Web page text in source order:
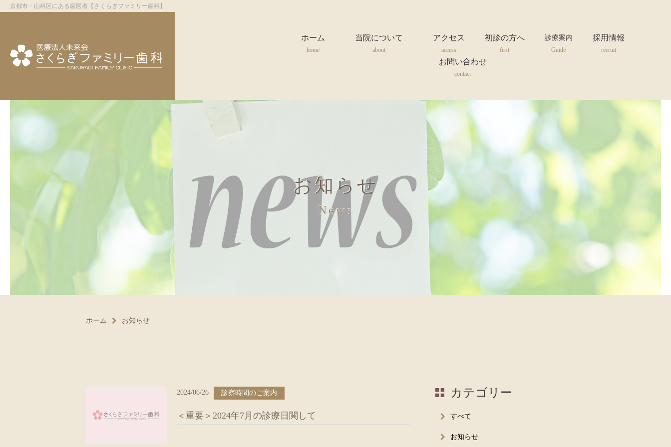
京都市・山科区にある歯医者【さくらぎファミリー歯科】
ホーム
home
当院について
about
アクセス
access
初診の方へ
first
診療案内
Guide
採用情報
recruit
お問い合わせ
contact
お知らせ
News
ホーム お知らせ
2024/06/26 診察時間のご案内
＜重要＞2024年7月の診療日関して
カテゴリー
すべて
お知らせ